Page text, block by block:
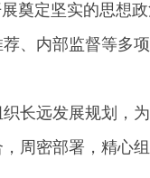
奠定坚实的思想政
、内部监督等多
长远发展规划，
周密部署，精心